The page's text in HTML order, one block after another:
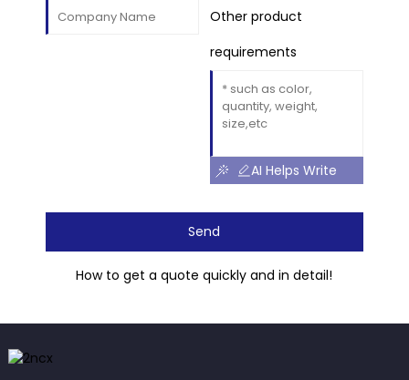
Other product
requirements
AI Helps Write
Send
How to get a quote quickly and in detail!